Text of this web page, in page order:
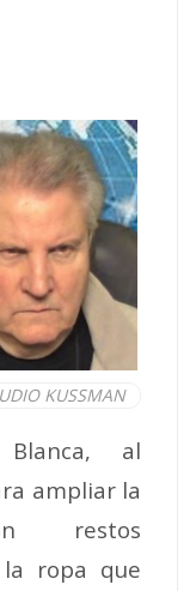
KUSSMAN
al
ampliar la
restos
ropa que